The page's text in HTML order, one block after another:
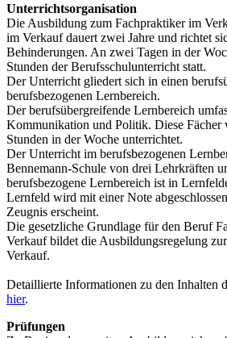
Unterrichtsorganisation
Die Ausbildung zum Fachpraktiker im
im Verkauf dauert zwei Jahre und richtet
Behinderungen. An zwei Tagen in der
Stunden der Berufsschulunterricht statt.
Der Unterricht gliedert sich in einen
berufsbezogenen Lernbereich.
Der berufsübergreifende Lernbereich
Kommunikation und Politik. Diese Fächer
Stunden in der Woche unterrichtet.
Der Unterricht im berufsbezogenen
Bennemann-Schule von drei Lehrkräften
berufsbezogene Lernbereich ist in
Lernfeld wird mit einer Note
Zeugnis erscheint.
Die gesetzliche Grundlage für den Beruf
Verkauf bildet die Ausbildungsregelung
Verkauf.
Detaillierte Informationen zu den Inhalten
hier.
Prüfungen